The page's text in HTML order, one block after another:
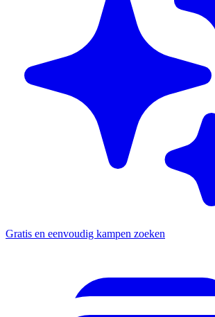
Gratis en eenvoudig kampen zoeken